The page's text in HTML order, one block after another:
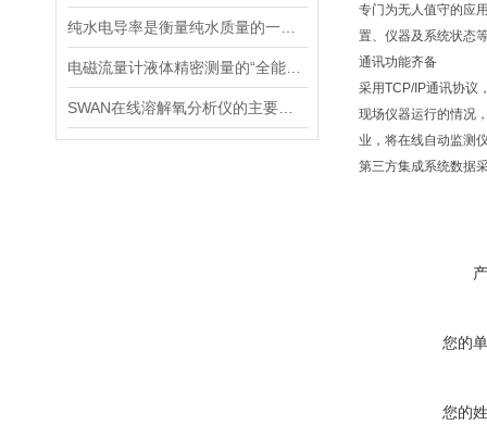
专门为无人值守的应
置、仪器及系统状态
通讯功能齐备
采用TCP/IP通讯协议
现场仪器运行的情况
业，将在线自动监测
第三方集成系统数据
您的
您的